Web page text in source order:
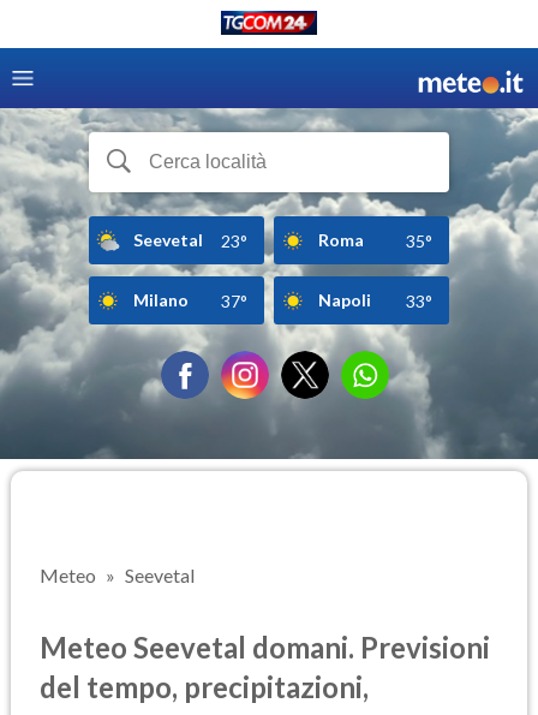
Seevetal 23° Roma 35°
Milano 37° Napoli 33°
Meteo Seevetal
Meteo Seevetal domani. Previsioni
del tempo, precipitazioni,